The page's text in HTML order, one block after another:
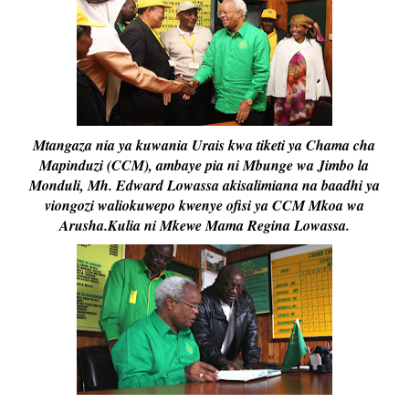
Mtangaza nia ya kuwania Urais kwa tiketi ya Chama cha
Mapinduzi (CCM), ambaye pia ni Mbunge wa Jimbo la
Monduli, Mh. Edward Lowassa akisalimiana na baadhi ya
viongozi waliokuwepo kwenye ofisi ya CCM Mkoa wa
Arusha.Kulia ni Mkewe Mama Regina Lowassa.